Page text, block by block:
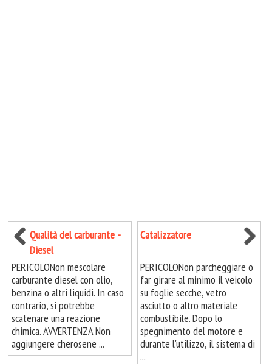
Qualità del carburante -
Diesel
PERICOLONon mescolare
carburante diesel con olio,
benzina o altri liquidi. In caso
contrario, si potrebbe
scatenare una reazione
chimica. AVVERTENZA Non
aggiungere cherosene ...
Catalizzatore
PERICOLONon parcheggiare o
far girare al minimo il veicolo
su foglie secche, vetro
asciutto o altro materiale
combustibile. Dopo lo
spegnimento del motore e
durante l'utilizzo, il sistema di
...